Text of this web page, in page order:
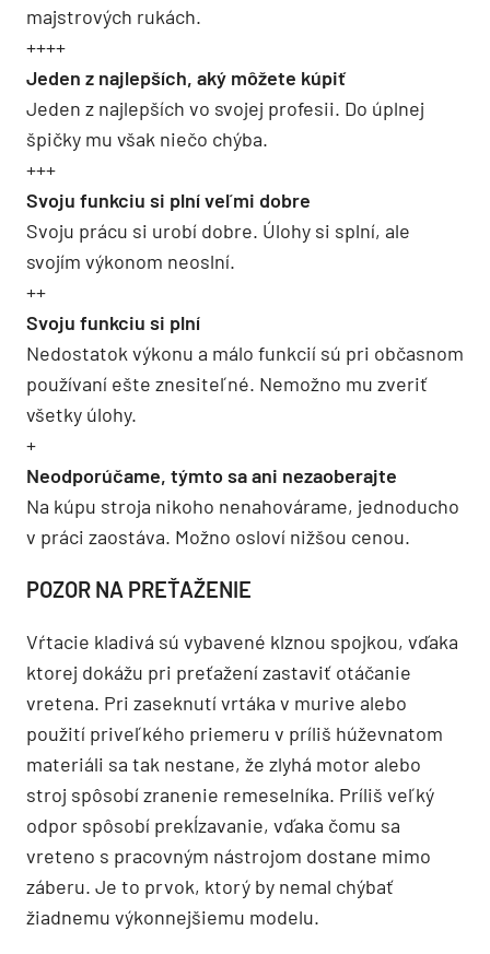
majstrových rukách.
++++
Jeden z najlepších, aký môžete kúpiť
Jeden z najlepších vo svojej profesii. Do úplnej
špičky mu však niečo chýba.
+++
Svoju funkciu si plní veľmi dobre
Svoju prácu si urobí dobre. Úlohy si splní, ale
svojím výkonom neoslní.
++
Svoju funkciu si plní
Nedostatok výkonu a málo funkcií sú pri občasnom
používaní ešte znesiteľné. Nemožno mu zveriť
všetky úlohy.
+
Neodporúčame, týmto sa ani nezaoberajte
Na kúpu stroja nikoho nenahovárame, jednoducho
v práci zaostáva. Možno osloví nižšou cenou.
POZOR NA PREŤAŽENIE
Vŕtacie kladivá sú vybavené klznou spojkou, vďaka
ktorej dokážu pri preťažení zastaviť otáčanie
vretena. Pri zaseknutí vrtáka v murive alebo
použití priveľkého priemeru v príliš húževnatom
materiáli sa tak nestane, že zlyhá motor alebo
stroj spôsobí zranenie remeselníka. Príliš veľký
odpor spôsobí prekĺzavanie, vďaka čomu sa
vreteno s pracovným nástrojom dostane mimo
záberu. Je to prvok, ktorý by nemal chýbať
žiadnemu výkonnejšiemu modelu.